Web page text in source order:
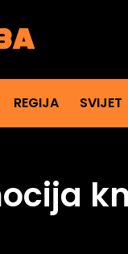
REGIJA SVIJET